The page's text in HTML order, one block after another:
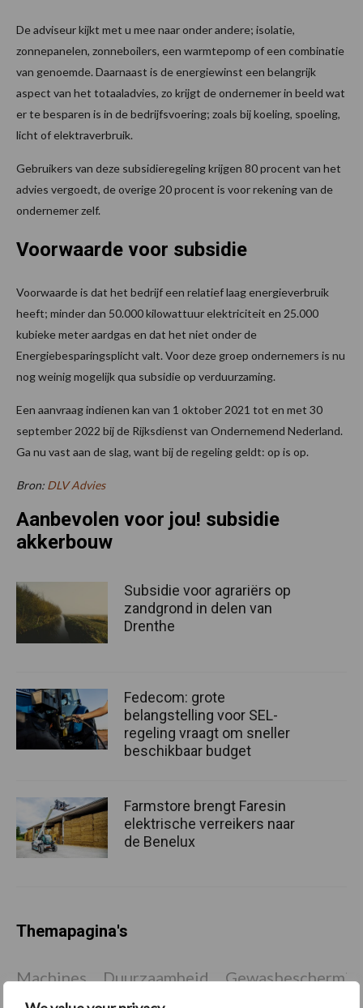
De adviseur kijkt met u mee naar onder andere; isolatie,
zonnepanelen, zonneboilers, een warmtepomp of een combinatie
van genoemde. Daarnaast is de energiewinst een belangrijk
aspect van het totaaladvies, zo krijgt de ondernemer in beeld wat
er te besparen is in de bedrijfsvoering; zoals bij koeling, spoeling,
licht of elektraverbruik.
Gebruikers van deze subsidieregeling krijgen 80 procent van het
advies vergoedt, de overige 20 procent is voor rekening van de
ondernemer zelf.
Voorwaarde voor subsidie
Voorwaarde is dat het bedrijf een relatief laag energieverbruik
heeft; minder dan 50.000 kilowattuur elektriciteit en 25.000
kubieke meter aardgas en dat het niet onder de
Energiebesparingsplicht valt. Voor deze groep ondernemers is nu
nog weinig mogelijk qua subsidie op verduurzaming.
Een aanvraag indienen kan van 1 oktober 2021 tot en met 30
september 2022 bij de Rijksdienst van Ondernemend Nederland.
Ga nu vast aan de slag, want bij de regeling geldt: op is op.
Bron: DLV Advies
Aanbevolen voor jou! subsidie
akkerbouw
Subsidie voor agrariërs op
zandgrond in delen van
Drenthe
Fedecom: grote
belangstelling voor SEL-
regeling vraagt om sneller
beschikbaar budget
Farmstore brengt Faresin
elektrische verreikers naar
de Benelux
Themapagina's
Machines Duurzaamheid